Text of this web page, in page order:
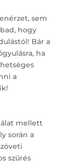
sem
hogy
Bár a
ha
a
mellett
során a
szűrés